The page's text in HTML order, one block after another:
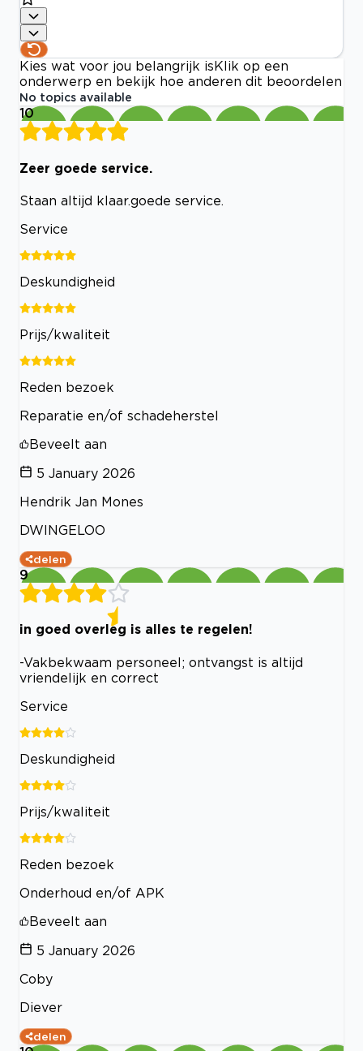
Kies wat voor jou belangrijk is Klik op een
onderwerp en bekijk hoe anderen dit beoordelen
No topics available
10
Zeer goede service.
Staan altijd klaar.goede service.
Service
Deskundigheid
Prijs/kwaliteit
Reden bezoek
Reparatie en/of schadeherstel
Beveelt aan
5 January 2026
Hendrik Jan Mones
DWINGELOO
delen
9
in goed overleg is alles te regelen!
-Vakbekwaam personeel; ontvangst is altijd
vriendelijk en correct
Service
Deskundigheid
Prijs/kwaliteit
Reden bezoek
Onderhoud en/of APK
Beveelt aan
5 January 2026
Coby
Diever
delen